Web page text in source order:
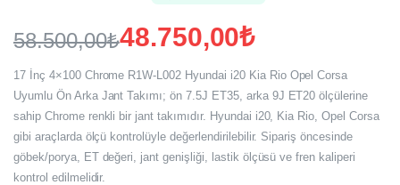
58.500,00₺
Orijinal
fiyat:
58.500,00₺.
48.750,00₺
Şu
andaki
fiyat:
48.750,00₺.
17 İnç 4×100 Chrome R1W-L002 Hyundai i20 Kia Rio Opel Corsa
Uyumlu Ön Arka Jant Takımı; ön 7.5J ET35, arka 9J ET20 ölçülerine
sahip Chrome renkli bir jant takımıdır. Hyundai i20, Kia Rio, Opel Corsa
gibi araçlarda ölçü kontrolüyle değerlendirilebilir. Sipariş öncesinde
göbek/porya, ET değeri, jant genişliği, lastik ölçüsü ve fren kaliperi
kontrol edilmelidir.